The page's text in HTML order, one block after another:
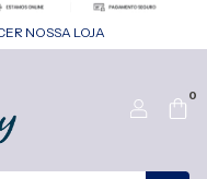
NOSSA LOJA
0